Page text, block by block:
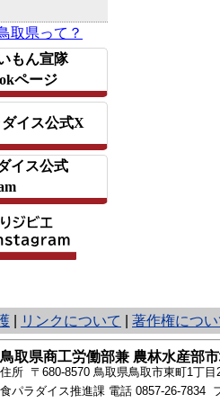
取県って？
もん宣隊
ページ
イス公式X
イス公式
と
り
ネ
ッ
ト
リンクについて 著作権につい
鳥取県商工労働部兼 農林水産部
住所 〒680-8570 鳥取県鳥取市東町1丁目
食パラダイス推進課 電話 0857-26-7834